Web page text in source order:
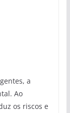
a
Ao
os riscos e